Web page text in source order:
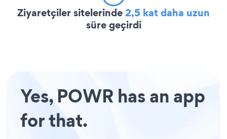
Ziyaretçiler sitelerinde2,5 kat daha uzun
süre geçirdi
Yes, POWR has an app
for that.